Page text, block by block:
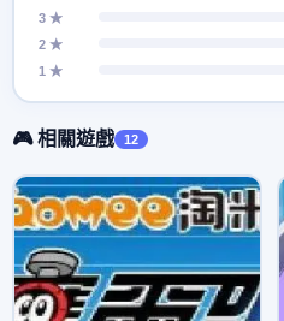
3 ★
2 ★
1 ★
🎮 相關遊戲 12